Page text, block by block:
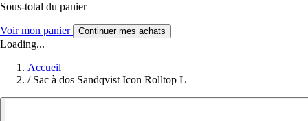
Sous-total du panier
Voir mon panier Continuer mes achats
Loading...
Accueil
/ Sac à dos Sandqvist Icon Rolltop L